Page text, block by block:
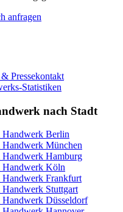
anfragen
& Pressekontakt
Statistiken
nach Stadt
Berlin
München
Hamburg
Köln
Frankfurt
Stuttgart
Düsseldorf